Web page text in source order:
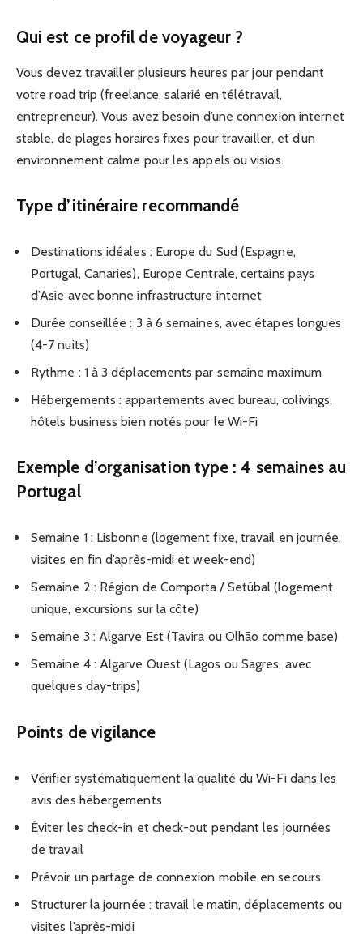
Qui est ce profil de voyageur ?
Vous devez travailler plusieurs heures par jour pendant
votre road trip (freelance, salarié en télétravail,
entrepreneur). Vous avez besoin d’une connexion internet
stable, de plages horaires fixes pour travailler, et d’un
environnement calme pour les appels ou visios.
Type d’itinéraire recommandé
Destinations idéales : Europe du Sud (Espagne,
Portugal, Canaries), Europe Centrale, certains pays
d’Asie avec bonne infrastructure internet
Durée conseillée : 3 à 6 semaines, avec étapes longues
(4-7 nuits)
Rythme : 1 à 3 déplacements par semaine maximum
Hébergements : appartements avec bureau, colivings,
hôtels business bien notés pour le Wi-Fi
Exemple d’organisation type : 4 semaines au
Portugal
Semaine 1 : Lisbonne (logement fixe, travail en journée,
visites en fin d’après-midi et week-end)
Semaine 2 : Région de Comporta / Setúbal (logement
unique, excursions sur la côte)
Semaine 3 : Algarve Est (Tavira ou Olhão comme base)
Semaine 4 : Algarve Ouest (Lagos ou Sagres, avec
quelques day-trips)
Points de vigilance
Vérifier systématiquement la qualité du Wi-Fi dans les
avis des hébergements
Éviter les check-in et check-out pendant les journées
de travail
Prévoir un partage de connexion mobile en secours
Structurer la journée : travail le matin, déplacements ou
visites l’après-midi